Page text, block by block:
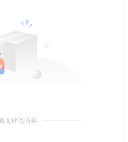
无评论内容